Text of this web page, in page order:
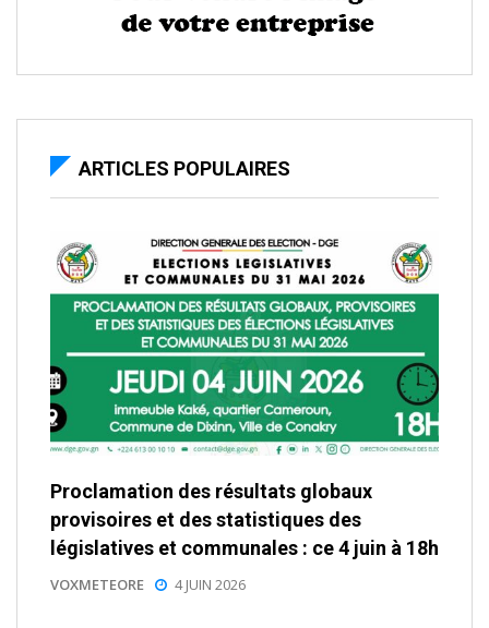
ARTICLES POPULAIRES
Proclamation des résultats globaux
provisoires et des statistiques des
législatives et communales : ce 4 juin à 18h
VOXMETEORE 4 JUIN 2026